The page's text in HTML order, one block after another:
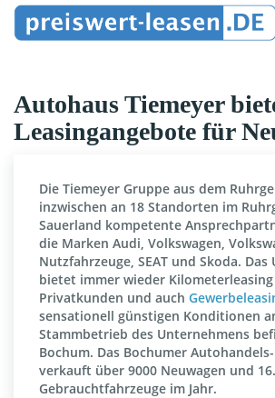
Skip
main
Autohaus Tiemeyer
Leasingangebote für
Die Tiemeyer Gruppe aus dem
inzwischen an 18 Standorten im
Sauerland kompetente
die Marken Audi, Volkswagen,
Nutzfahrzeuge, SEAT und Skoda.
bietet immer wieder
Privatkunden und auch
sensationell günstigen Konditionen
Stammbetrieb des Unternehmens
Bochum. Das Bochumer
verkauft über 9000 Neuwagen und
Gebrauchtfahrzeuge im Jahr.